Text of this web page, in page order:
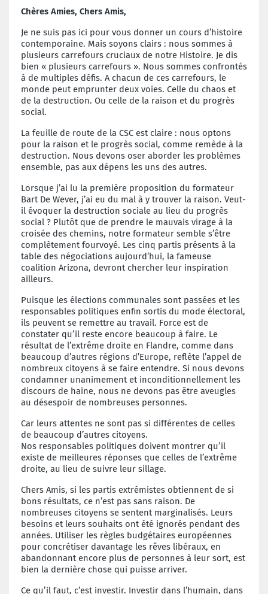
Chères Amies, Chers Amis,
Je ne suis pas ici pour vous donner un cours d’histoire
contemporaine. Mais soyons clairs : nous sommes à
plusieurs carrefours cruciaux de notre Histoire. Je dis
bien « plusieurs carrefours ». Nous sommes confrontés
à de multiples défis. A chacun de ces carrefours, le
monde peut emprunter deux voies. Celle du chaos et
de la destruction. Ou celle de la raison et du progrès
social.
La feuille de route de la CSC est claire : nous optons
pour la raison et le progrès social, comme remède à la
destruction. Nous devons oser aborder les problèmes
ensemble, pas aux dépens les uns des autres.
Lorsque j’ai lu la première proposition du formateur
Bart De Wever, j’ai eu du mal à y trouver la raison. Veut-
il évoquer la destruction sociale au lieu du progrès
social ? Plutôt que de prendre le mauvais virage à la
croisée des chemins, notre formateur semble s’être
complètement fourvoyé. Les cinq partis présents à la
table des négociations aujourd’hui, la fameuse
coalition Arizona, devront chercher leur inspiration
ailleurs.
Puisque les élections communales sont passées et les
responsables politiques enfin sortis du mode électoral,
ils peuvent se remettre au travail. Force est de
constater qu’il reste encore beaucoup à faire. Le
résultat de l’extrême droite en Flandre, comme dans
beaucoup d’autres régions d’Europe, reflète l’appel de
nombreux citoyens à se faire entendre. Si nous devons
condamner unanimement et inconditionnellement les
discours de haine, nous ne devons pas être aveugles
au désespoir de nombreuses personnes.
Car leurs attentes ne sont pas si différentes de celles
de beaucoup d’autres citoyens.
Nos responsables politiques doivent montrer qu’il
existe de meilleures réponses que celles de l’extrême
droite, au lieu de suivre leur sillage.
Chers Amis, si les partis extrémistes obtiennent de si
bons résultats, ce n’est pas sans raison. De
nombreuses citoyens se sentent marginalisés. Leurs
besoins et leurs souhaits ont été ignorés pendant des
années. Utiliser les règles budgétaires européennes
pour concrétiser davantage les rêves libéraux, en
abandonnant encore plus de personnes à leur sort, est
bien la dernière chose qui puisse arriver.
Ce qu’il faut, c’est investir. Investir dans l’humain, dans